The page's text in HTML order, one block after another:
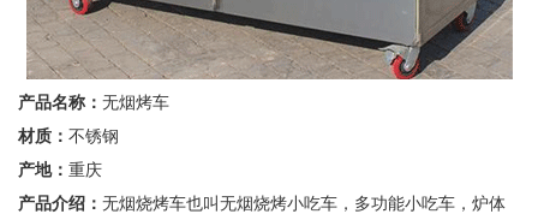
产品名称： 无烟烤车
材质： 不锈钢
产地： 重庆
产品介绍： 无烟烧烤车也叫无烟烧烤小吃车，多功能小吃车，炉体